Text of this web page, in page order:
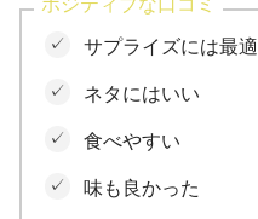
ポジティブな口コミ
サプライズには最適
ネタにはいい
食べやすい
味も良かった